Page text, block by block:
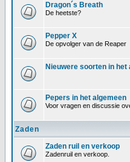
Dragon´s Breath
De heetste?
Pepper X
De opvolger van de Reaper
Nieuwere soorten in het
Pepers in het algemeen
Voor vragen en discussie
Zaden
Zaden ruil en verkoop
Zadenruil en verkoop.